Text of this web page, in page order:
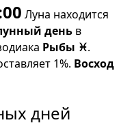
Луна находится
день в
Рыбы ♓.
1%. Восход
дней